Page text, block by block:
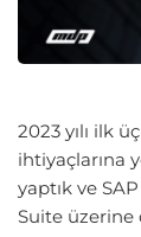
2023 yılı ilk
ihtiyaçlarına
yaptık ve
Suite üzerine